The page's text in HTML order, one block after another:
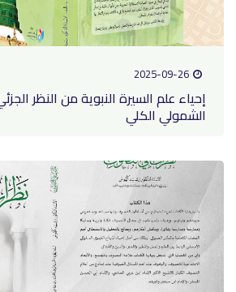
2025-09-26
إحياء علم السيرة النبوية من النظر
الشمولي الكلي